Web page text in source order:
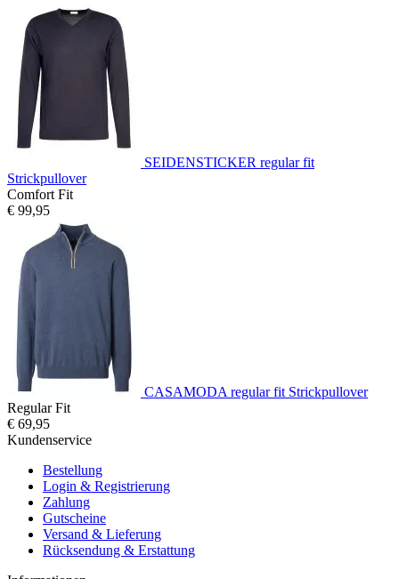
SEIDENSTICKER regular fit
Strickpullover
Comfort Fit
€ 99,95
CASAMODA regular fit Strickpullover
Regular Fit
€ 69,95
Kundenservice
Bestellung
Login & Registrierung
Zahlung
Gutscheine
Versand & Lieferung
Rücksendung & Erstattung